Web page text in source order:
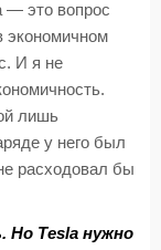
— это вопрос
экономичном
И я не
лишь
у него был
расходовал бы
Но Tesla нужно